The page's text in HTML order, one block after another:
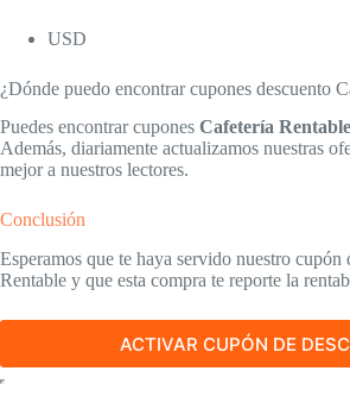
USD
¿Dónde puedo encontrar cupones descuento
Puedes encontrar cupones Cafetería Rentable
Además, diariamente actualizamos nuestras
mejor a nuestros lectores.
Conclusión
Esperamos que te haya servido nuestro cupón
Rentable y que esta compra te reporte la
ACTIVAR CUPÓN DE